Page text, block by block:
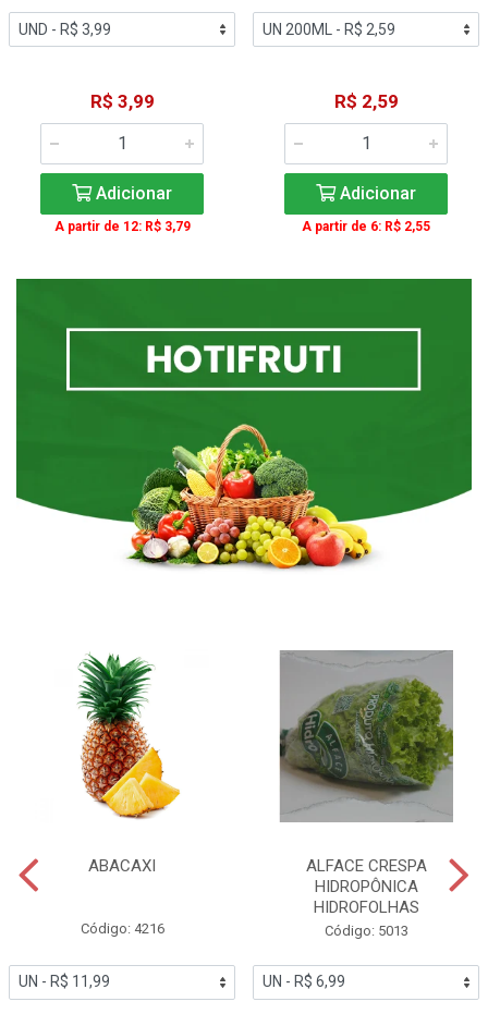
R$ 3,99
Adicionar
A partir de 12: R$ 3,79
R$ 2,59
Adicionar
A partir de 6: R$ 2,55
ABACAXI
Código: 4216
ALFACE CRESPA
HIDROPÔNICA
HIDROFOLHAS
Código: 5013